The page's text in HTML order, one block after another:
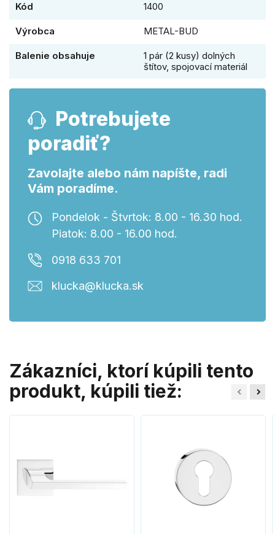
Kód 1400
Výrobca METAL-BUD
Balenie obsahuje
1 pár (2 kusy) dolných
štítov, spojovací materiál
Potrebujete
poradiť?
Zavolajte alebo nám napíšte, radi
Vám poradíme.
Pondelok - Štvrtok: 8.00 - 16.30 hod.
Piatok: 8.00 - 16.00 hod.
0918 633 701
klucka@klucka.sk
Zákazníci, ktorí kúpili tento
produkt, kúpili tiež: